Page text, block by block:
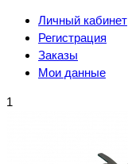
Личный кабинет
Регистрация
Заказы
Мои данные
1